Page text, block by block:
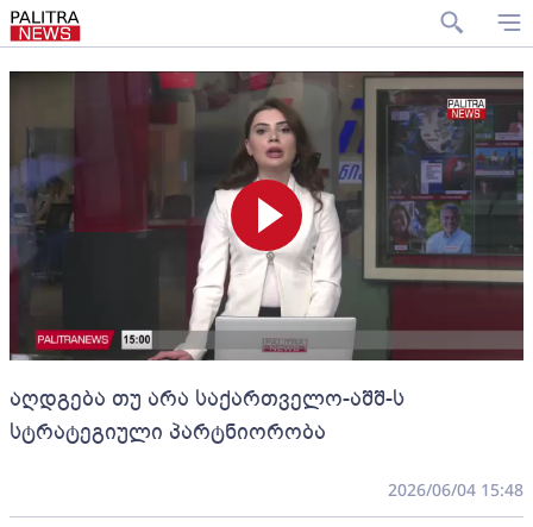
აღდგება თუ არა საქართველო-აშშ-ს
სტრატეგიული პარტნიორობა
2026/06/04 15:48